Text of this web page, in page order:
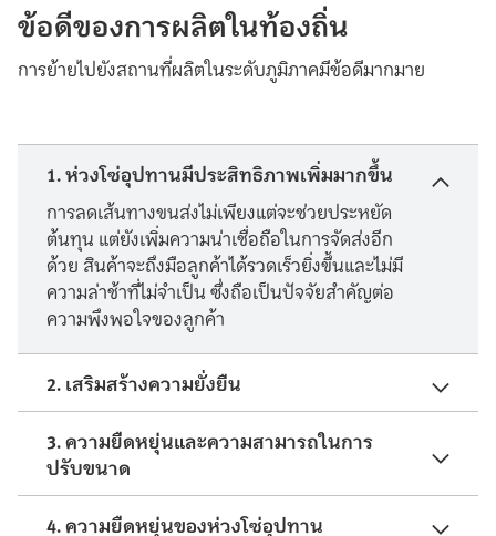
ข้อดีของการผลิตในท้องถิ่น
การย้ายไปยังสถานที่ผลิตในระดับภูมิภาคมีข้อดีมากมาย
1. ห่วงโซ่อุปทานมีประสิทธิภาพเพิ่มมากขึ้น
การลดเส้นทางขนส่งไม่เพียงแต่จะช่วยประหยัด
ต้นทุน แต่ยังเพิ่มความน่าเชื่อถือในการจัดส่งอีก
ด้วย สินค้าจะถึงมือลูกค้าได้รวดเร็วยิ่งขึ้นและไม่มี
ความล่าช้าที่ไม่จำเป็น ซึ่งถือเป็นปัจจัยสำคัญต่อ
ความพึงพอใจของลูกค้า
2. เสริมสร้างความยั่งยืน
3. ความยืดหยุ่นและความสามารถในการ
ปรับขนาด
4. ความยืดหยุ่นของห่วงโซ่อุปทาน